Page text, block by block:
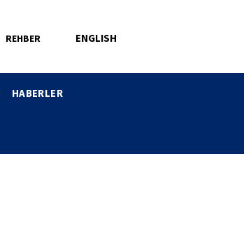
ENGLISH
REHBER
HABERLER